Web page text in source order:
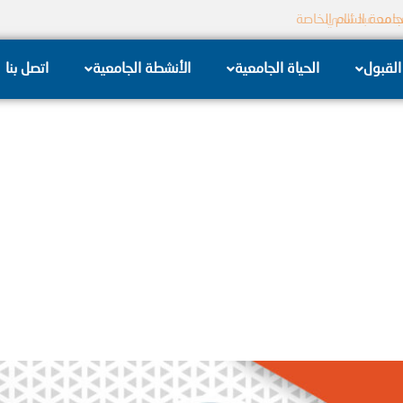
الشام الخاصة
القبول الحياة الجامعية الأنشطة الجامعية اتصل بنا